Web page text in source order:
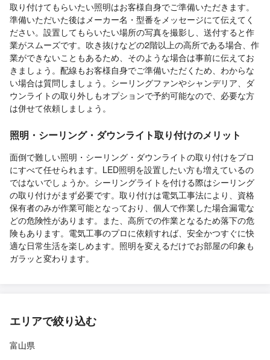
取り付けてもらいたい照明はお客様自身でご準備いただきます。
準備いただいた後はメーカー名・型番をメッセージにて伝えてく
ださい。設置してもらいたい場所の写真を撮影し、送付すると作
業がスムーズです。吹き抜けなどの2階以上の高所である場合、作
業ができないこともあるため、そのような場合は事前に伝えてお
きましょう。配線もお客様自身でご準備いただくため、わからな
い場合は質問しましょう。シーリングファンやシャンデリア、ダ
ウンライトの取り外しもオプションで予約可能なので、必要な方
は併せて依頼しましょう。
照明・シーリング・ダウンライト取り付けのメリット
面倒で難しい照明・シーリング・ダウンライトの取り付けをプロ
にすべて任せられます。LED照明を設置したい方も増えているの
ではないでしょうか。シーリングライトを付ける際はシーリング
の取り付けがまず必要です。取り付けは電気工事法により、資格
保有者のみが作業可能となっており、個人で作業した場合漏電な
どの危険性があります。また、高所での作業となるため落下の危
険もあります。電気工事のプロに依頼すれば、安全かつすぐに快
適な日常生活を楽しめます。照明を変えるだけでお部屋の印象も
ガラッと変わります。
エリアで絞り込む
富山県